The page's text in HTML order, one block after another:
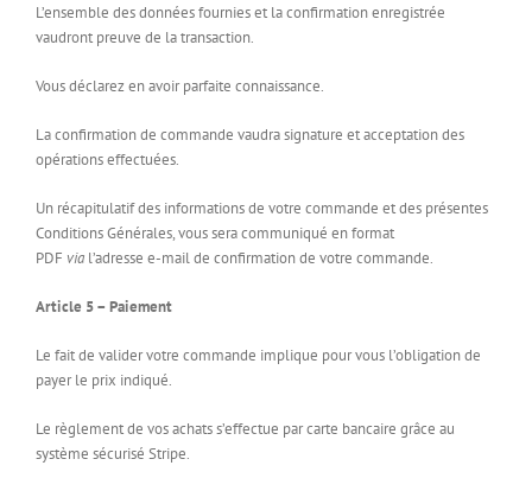
L’ensemble des données fournies et la confirmation enregistrée
vaudront preuve de la transaction.
Vous déclarez en avoir parfaite connaissance.
La confirmation de commande vaudra signature et acceptation des
opérations effectuées.
Un récapitulatif des informations de votre commande et des présentes
Conditions Générales, vous sera communiqué en format
PDF via l’adresse e-mail de confirmation de votre commande.
Article 5 – Paiement
Le fait de valider votre commande implique pour vous l’obligation de
payer le prix indiqué.
Le règlement de vos achats s’effectue par carte bancaire grâce au
système sécurisé Stripe.